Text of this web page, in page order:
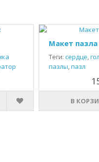
Макет
Теги: сердце,
пазлы,пазл
В